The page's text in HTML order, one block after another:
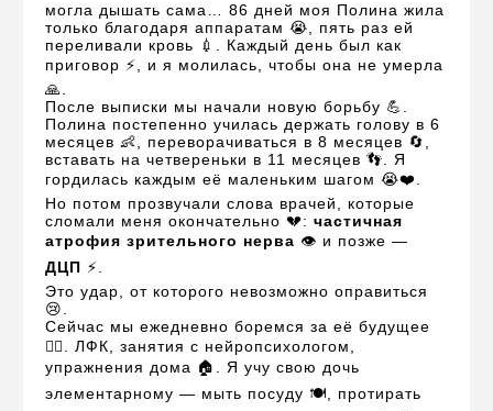
могла дышать сама… 86 дней моя Полина жила
только благодаря аппаратам 😭, пять раз ей
переливали кровь 💉. Каждый день был как
приговор ⚡, и я молилась, чтобы она не умерла
🙏.
После выписки мы начали новую борьбу 💪.
Полина постепенно училась держать голову в 6
месяцев 👶, переворачиваться в 8 месяцев 🔄,
вставать на четвереньки в 11 месяцев 👣. Я
гордилась каждым её маленьким шагом 😭❤️.
Но потом прозвучали слова врачей, которые
сломали меня окончательно 💔:частичная
атрофия зрительного нерва 👁️ и позже —
ДЦП ⚡.
Это удар, от которого невозможно оправиться
😢.
Сейчас мы ежедневно боремся за её будущее
🏃‍♀️. ЛФК, занятия с нейропсихологом,
упражнения дома 🏠. Я учу свою дочь
элементарному — мыть посуду 🍽️, протирать